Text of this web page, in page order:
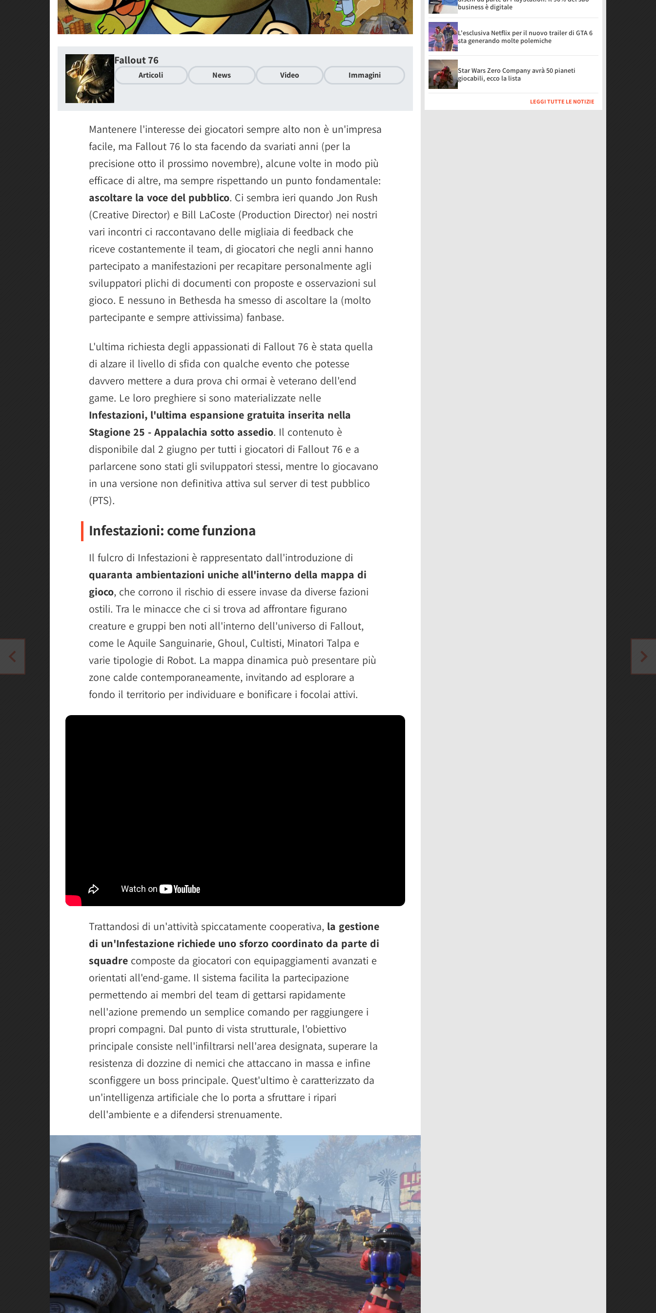
Fallout 76
Articoli News Video Immagini
Mantenere l'interesse dei giocatori sempre alto non è un'impresa
facile, ma Fallout 76 lo sta facendo da svariati anni (per la
precisione otto il prossimo novembre), alcune volte in modo più
efficace di altre, ma sempre rispettando un punto fondamentale:
ascoltare la voce del pubblico. Ci sembra ieri quando Jon Rush
(Creative Director) e Bill LaCoste (Production Director) nei nostri
vari incontri ci raccontavano delle migliaia di feedback che
riceve costantemente il team, di giocatori che negli anni hanno
partecipato a manifestazioni per recapitare personalmente agli
sviluppatori plichi di documenti con proposte e osservazioni sul
gioco. E nessuno in Bethesda ha smesso di ascoltare la (molto
partecipante e sempre attivissima) fanbase.
L'ultima richiesta degli appassionati di Fallout 76 è stata quella
di alzare il livello di sfida con qualche evento che potesse
davvero mettere a dura prova chi ormai è veterano dell'end
game. Le loro preghiere si sono materializzate nelle
Infestazioni, l'ultima espansione gratuita inserita nella
Stagione 25 - Appalachia sotto assedio. Il contenuto è
disponibile dal 2 giugno per tutti i giocatori di Fallout 76 e a
parlarcene sono stati gli sviluppatori stessi, mentre lo giocavano
in una versione non definitiva attiva sul server di test pubblico
(PTS).
Infestazioni: come funziona
Il fulcro di Infestazioni è rappresentato dall'introduzione di
quaranta ambientazioni uniche all'interno della mappa di
gioco, che corrono il rischio di essere invase da diverse fazioni
ostili. Tra le minacce che ci si trova ad affrontare figurano
creature e gruppi ben noti all'interno dell'universo di Fallout,
come le Aquile Sanguinarie, Ghoul, Cultisti, Minatori Talpa e
varie tipologie di Robot. La mappa dinamica può presentare più
zone calde contemporaneamente, invitando ad esplorare a
fondo il territorio per individuare e bonificare i focolai attivi.
Trattandosi di un'attività spiccatamente cooperativa, la gestione
di un'Infestazione richiede uno sforzo coordinato da parte di
squadre composte da giocatori con equipaggiamenti avanzati e
orientati all'end-game. Il sistema facilita la partecipazione
permettendo ai membri del team di gettarsi rapidamente
nell'azione premendo un semplice comando per raggiungere i
propri compagni. Dal punto di vista strutturale, l'obiettivo
principale consiste nell'infiltrarsi nell'area designata, superare la
resistenza di dozzine di nemici che attaccano in massa e infine
sconfiggere un boss principale. Quest'ultimo è caratterizzato da
un'intelligenza artificiale che lo porta a sfruttare i ripari
dell'ambiente e a difendersi strenuamente.
business è digitale
L'esclusiva Netflix per il nuovo trailer di GTA 6
sta generando molte polemiche
Star Wars Zero Company avrà 50 pianeti
giocabili, ecco la lista
LEGGI TUTTE LE NOTIZIE